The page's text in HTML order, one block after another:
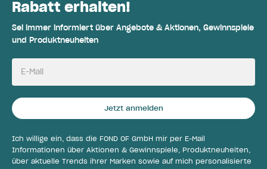
Rabatt erhalten!
Sei immer informiert über Angebote & Aktionen, Gewinnspiele
und Produktneuheiten
E-Mail
Jetzt anmelden
Ich willige ein, dass die FOND OF GmbH mir per E-Mail
Informationen über Aktionen & Gewinnspiele, Produktneuheiten,
über aktuelle Trends ihrer Marken sowie auf mich personalisierte